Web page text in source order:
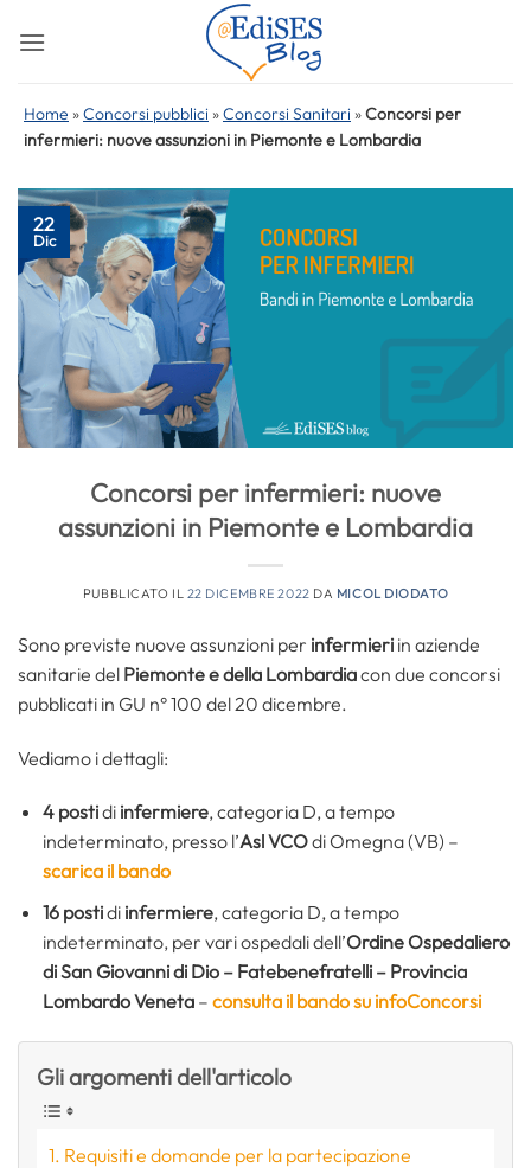
Home »Concorsi pubblici »Concorsi Sanitari »Concorsi per
infermieri: nuove assunzioni in Piemonte e Lombardia
22
Dic
Concorsi per infermieri: nuove
assunzioni in Piemonte e Lombardia
PUBBLICATO IL 22 DICEMBRE 2022 DA MICOL DIODATO
Sono previste nuove assunzioni per infermieri in aziende
sanitarie del Piemonte e della Lombardiacon due concorsi
pubblicati in GU n° 100 del 20 dicembre.
Vediamo i dettagli:
4 postidi infermiere, categoria D, a tempo
indeterminato, presso l’Asl VCOdi Omegna (VB) –
scarica il bando
16 postidi infermiere, categoria D, a tempo
indeterminato, per vari ospedali dell’Ordine Ospedaliero
di San Giovanni di Dio – Fatebenefratelli – Provincia
Lombardo Veneta– consulta il bando su infoConcorsi
Gli argomenti dell'articolo
Requisiti e domande per la partecipazione